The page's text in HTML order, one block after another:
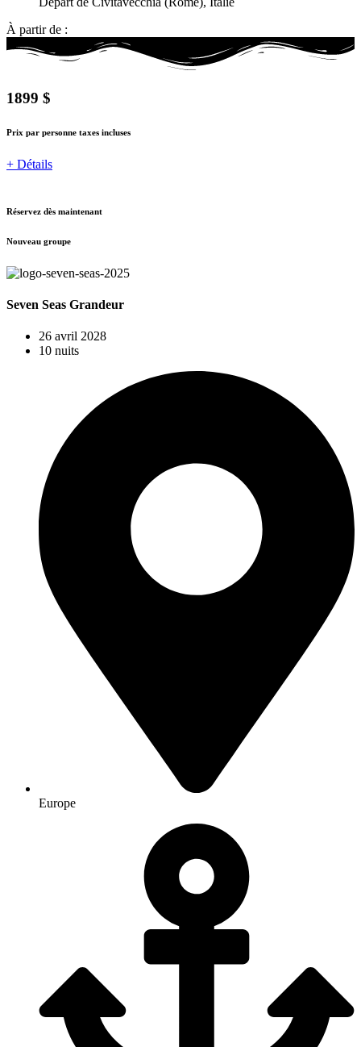
À partir de :
1899 $
Prix par personne taxes incluses
+ Détails
Réservez dès maintenant
Nouveau groupe
Seven Seas Grandeur
26 avril 2028
10 nuits
Europe